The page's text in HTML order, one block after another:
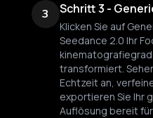
3 Schritt 3 -
Klicken Sie auf
Seedance 2.0 Ihr
transformiert.
Echtzeit an,
exportieren Sie Ihr
Auflösung bereit